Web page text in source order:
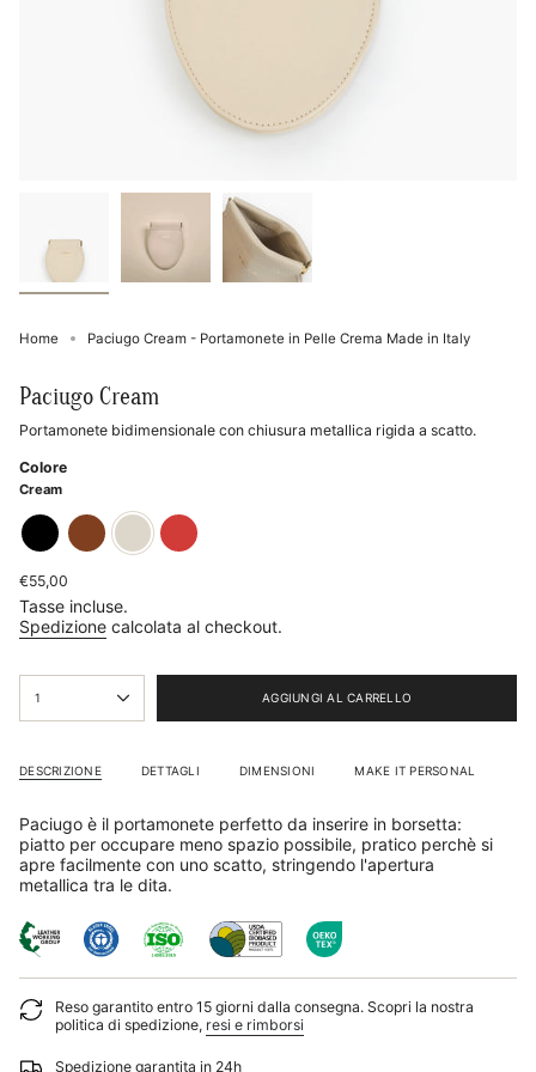
Home Paciugo Cream - Portamonete in Pelle Crema Made in Italy
Paciugo Cream
Portamonete bidimensionale con chiusura metallica rigida a scatto.
Colore
Cream
black browncreamred
Prezzo
base
€55,00
Tasse incluse.
Spedizione calcolata al checkout.
<span
class=\"quantity-
{{
quantity
</span>
nel
carrello",
"decrease"=>"Diminuisci
quantità
per
}}",
"multiples_of"=>"Incrementi
1 AGGIUNGI AL CARRELLO
DESCRIZIONE DETTAGLI DIMENSIONI MAKE IT PERSONAL
Paciugo è il portamonete perfetto da inserire in borsetta:
piatto per occupare meno spazio possibile, pratico perchè si
apre facilmente con uno scatto, stringendo l'apertura
metallica tra le dita.
Reso garantito entro 15 giorni dalla consegna. Scopri la nostra
politica di spedizione, resi e rimborsi
Spedizione garantita in 24h